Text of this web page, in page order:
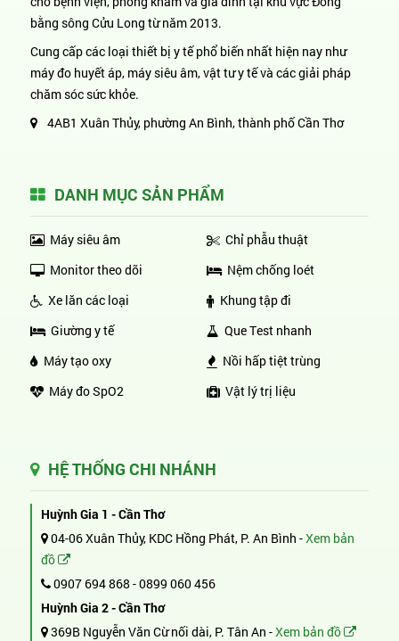
bằng sông Cửu Long từ năm 2013.
Cung cấp các loại thiết bị y tế phổ biến nhất hiện nay như
máy đo huyết áp, máy siêu âm, vật tư y tế và các giải pháp
chăm sóc sức khỏe.
4AB1 Xuân Thủy, phường An Bình, thành phố Cần Thơ
DANH MỤC SẢN PHẨM
Máy siêu âm
Monitor theo dõi
Xe lăn các loại
Giường y tế
Máy tạo oxy
Máy đo SpO2
Chỉ phẫu thuật
Nệm chống loét
Khung tập đi
Que Test nhanh
Nồi hấp tiệt trùng
Vật lý trị liệu
HỆ THỐNG CHI NHÁNH
Huỳnh Gia 1 - Cần Thơ
04-06 Xuân Thủy, KDC Hồng Phát, P. An Bình -Xem bản
đồ
0907 694 868 -0899 060 456
Huỳnh Gia 2 - Cần Thơ
369B Nguyễn Văn Cừ nối dài, P. Tân An -Xem bản đồ